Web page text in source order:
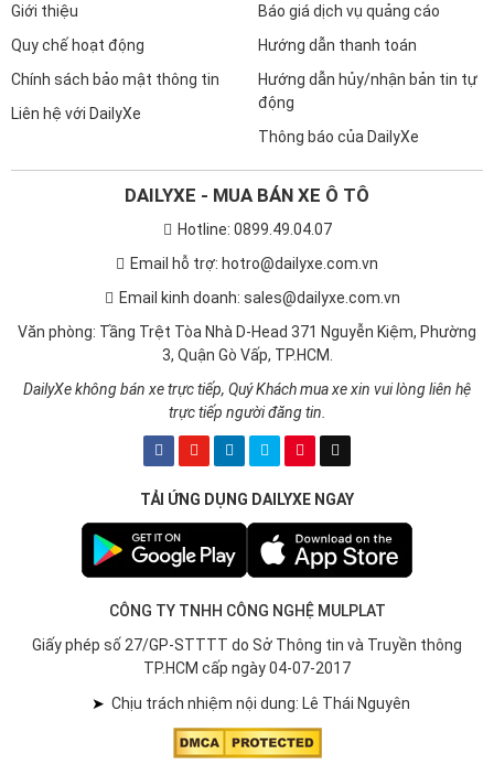
Giới thiệu
Quy chế hoạt động
Chính sách bảo mật thông tin
Liên hệ với DailyXe
Báo giá dịch vụ quảng cáo
Hướng dẫn thanh toán
Hướng dẫn hủy/nhận bản tin tự
động
Thông báo của DailyXe
DAILYXE - MUA BÁN XE Ô TÔ
Hotline: 0899.49.04.07
Email hỗ trợ: hotro@dailyxe.com.vn
Email kinh doanh: sales@dailyxe.com.vn
Văn phòng: Tầng Trệt Tòa Nhà D-Head 371 Nguyễn Kiệm, Phường
3, Quận Gò Vấp, TP.HCM.
DailyXe không bán xe trực tiếp, Quý Khách mua xe xin vui lòng liên hệ
trực tiếp người đăng tin.
TẢI ỨNG DỤNG DAILYXE NGAY
CÔNG TY TNHH CÔNG NGHỆ MULPLAT
Giấy phép số 27/GP-STTTT do Sở Thông tin và Truyền thông
TP.HCM cấp ngày 04-07-2017
➤ Chịu trách nhiệm nội dung: Lê Thái Nguyên